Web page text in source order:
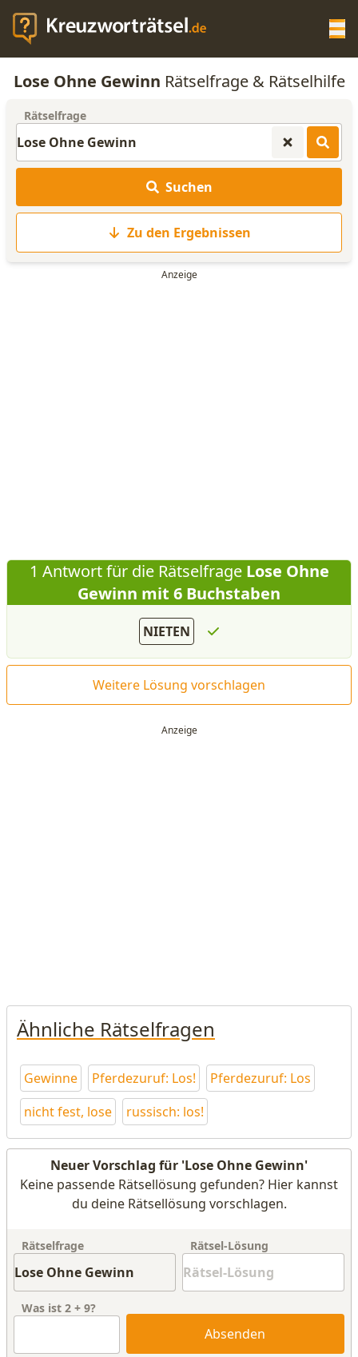
KREUZWORTRÄTSEL-HILFE
ANAGRAMM-GENERATOR
Lose Ohne Gewinn Rätselfrage & Rätselhilfe
Rätselfrage
Suchen
Zu den Ergebnissen
1 Antwort für die RätselfrageLose Ohne
Gewinn mit 6 Buchstaben
NIETEN
Weitere Lösung vorschlagen
Ähnliche Rätselfragen
Gewinne Pferdezuruf: Los!
Pferdezuruf: Los
nicht fest, lose
russisch: los!
Neuer Vorschlag für 'Lose Ohne Gewinn'
Keine passende Rätsellösung gefunden? Hier kannst
du deine Rätsellösung vorschlagen.
Rätselfrage Rätsel-Lösung
Was ist 2 + 9?
Absenden